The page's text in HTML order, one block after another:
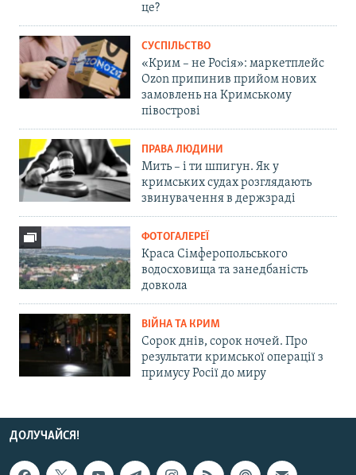
це?
СУСПІЛЬСТВО
«Крим – не Росія»: маркетплейс
Ozon припинив прийом нових
замовлень на Кримському
півострові
ПРАВА ЛЮДИНИ
Мить – і ти шпигун. Як у
кримських судах розглядають
звинувачення в держзраді
ФОТОГАЛЕРЕЇ
Краса Сімферопольського
водосховища та занедбаність
довкола
ВІЙНА ТА КРИМ
Сорок днів, сорок ночей. Про
результати кримської операції з
примусу Росії до миру
ДОЛУЧАЙСЯ!